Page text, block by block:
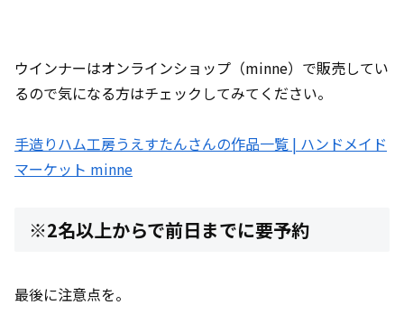
ウインナーはオンラインショップ（minne）で販売してい
るので気になる方はチェックしてみてください。
手造りハム工房うえすたんさんの作品一覧 | ハンドメイド
マーケット minne
※2名以上からで前日までに要予約
最後に注意点を。